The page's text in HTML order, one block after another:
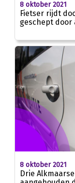
8 oktober 2021
Fietser rijdt
geschept door
8 oktober 2021
Drie